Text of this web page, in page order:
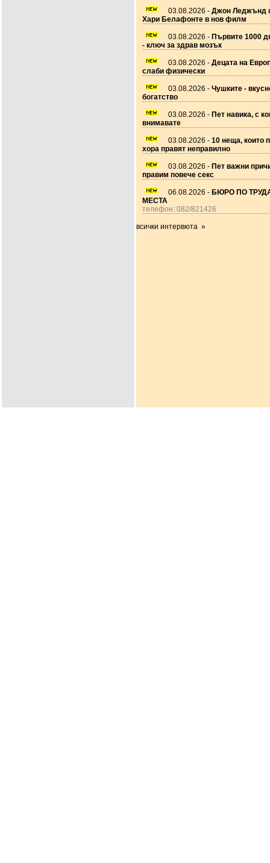
03.08.2026 - Джон Леджънд
Хари Белафонте в нов филм
03.08.2026 - Първите 1000
- ключ за здрав мозък
03.08.2026 - Децата на
слаби физически
03.08.2026 - Чушките -
богатство
03.08.2026 - Пет навика, с
внимавате
03.08.2026 - 10 неща, които
хора правят неправилно
03.08.2026 - Пет важни
правим повече секс
06.08.2026 - БЮРО ПО
МЕСТА
телефон: 082/821426
всички интервюта »